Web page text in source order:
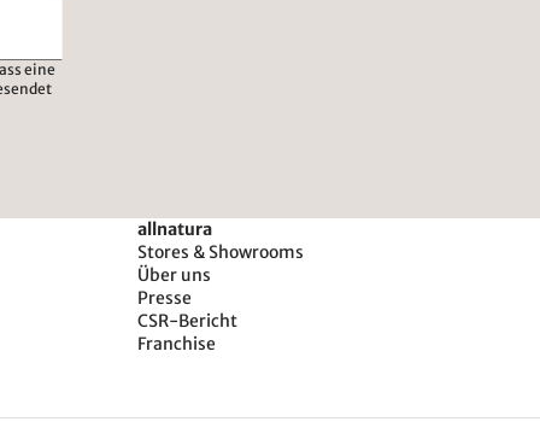
eine
allnatura
Stores & Showrooms
Über uns
Presse
CSR-Bericht
Franchise